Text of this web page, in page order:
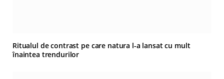
Ritualul de contrast pe care natura l-a lansat cu mult
înaintea trendurilor